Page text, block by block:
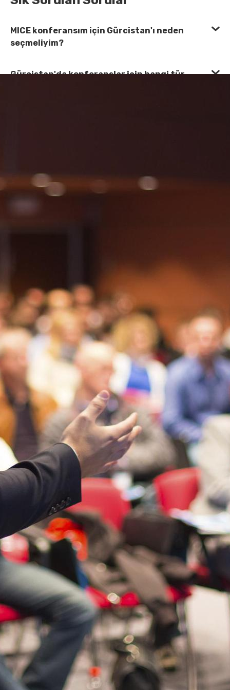
MICE konferansım için Gürcistan'ı neden
seçmeliyim?
Gürcistan'da konferanslar için hangi tür
ekipman mevcuttur?
Gürcistan'da MICE konferansımı planlamaya
nasıl başlayabilirim?